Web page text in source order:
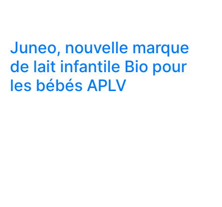
Juneo, nouvelle marque
de lait infantile Bio pour
les bébés APLV